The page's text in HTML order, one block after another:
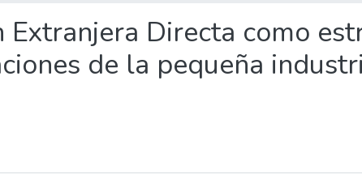
Directa como
de la pequeña